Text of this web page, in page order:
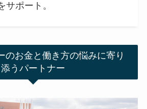
サポート。
のお金と働き方の悩みに寄り
添うパートナー